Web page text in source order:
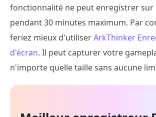
fonctionnalité ne peut enregistrer sur
pendant 30 minutes maximum. Par
feriez mieux d'utiliserArkThinker
d'écran. Il peut capturer votre
n'importe quelle taille sans aucune